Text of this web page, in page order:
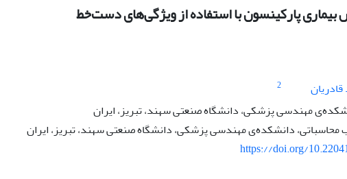
پارکینسون با استفاده از ویژگی‌های دست‌خط
قادریان
2
مهندسی پزشکی، دانشگاه صنعتی سهند، تبریز، ایران
محاسباتی، دانشکده‌ی مهندسی پزشکی، دانشگاه صنعتی سهند، تبریز، ایران
https://doi.org/